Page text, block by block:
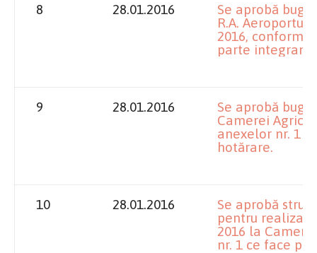
8 28.01.2016
Se aprobă
R.A.
2016, conform
parte
9 28.01.2016
Se aprobă
Camerei
anexelor nr. 1
hotărare.
10 28.01.2016
Se aprobă
pentru
2016 la
nr. 1 ce face